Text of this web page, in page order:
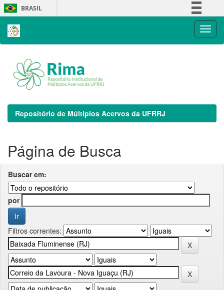
Skip
navigation
BRASIL
Repositório de Múltiplos Acervos da UFRRJ
Página de Busca
Buscar em:
por
Filtros correntes: